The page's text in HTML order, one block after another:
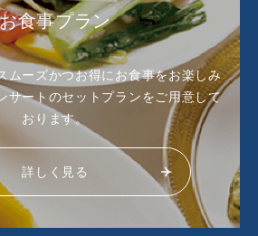
食事プラン
ムーズかつお得にお食事をお楽しみ
サートのセットプランをご用意して
おります。
詳しく見る